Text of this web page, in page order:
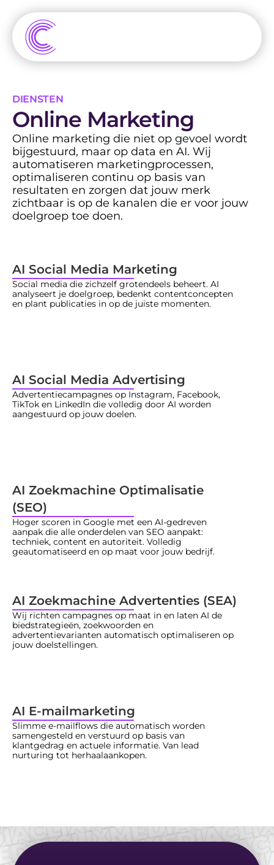
DIENSTEN
Online Marketing
Online marketing die niet op gevoel wordt
bijgestuurd, maar op data en AI. Wij
automatiseren marketingprocessen,
optimaliseren continu op basis van
resultaten en zorgen dat jouw merk
zichtbaar is op de kanalen die er voor jouw
doelgroep toe doen.
AI Social Media Marketing
Social media die zichzelf grotendeels beheert. AI
analyseert je doelgroep, bedenkt contentconcepten
en plant publicaties in op de juiste momenten.
AI Social Media Advertising
Advertentiecampagnes op Instagram, Facebook,
TikTok en LinkedIn die volledig door AI worden
aangestuurd op jouw doelen.
AI Zoekmachine Optimalisatie
(SEO)
Hoger scoren in Google met een AI-gedreven
aanpak die alle onderdelen van SEO aanpakt:
techniek, content en autoriteit. Volledig
geautomatiseerd en op maat voor jouw bedrijf.
AI Zoekmachine Advertenties (SEA)
Wij richten campagnes op maat in en laten AI de
biedstrategieën, zoekwoorden en
advertentievarianten automatisch optimaliseren op
jouw doelstellingen.
AI E-mailmarketing
Slimme e-mailflows die automatisch worden
samengesteld en verstuurd op basis van
klantgedrag en actuele informatie. Van lead
nurturing tot herhaalaankopen.